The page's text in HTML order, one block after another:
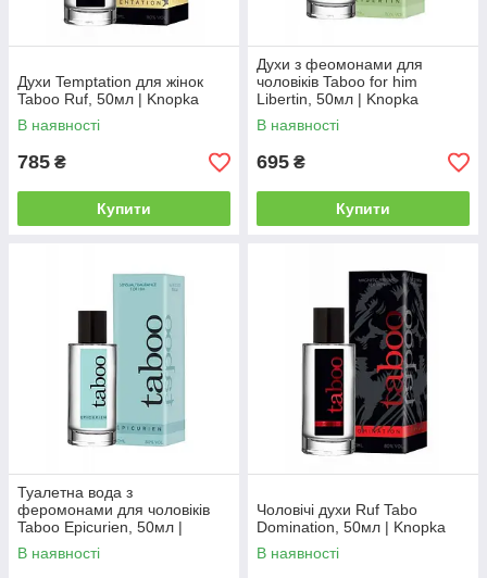
Духи Temptation для жінок
Taboo Ruf, 50мл | Knopka
В наявності
785 ₴
Купити
Духи з феомонами для
чоловіків Taboo for him
Libertin, 50мл | Knopka
В наявності
695 ₴
Купити
Туалетна вода з
феромонами для чоловіків
Taboo Epicurien, 50мл |
Knopka
В наявності
Чоловічі духи Ruf Tabo
Domination, 50мл | Knopka
В наявності